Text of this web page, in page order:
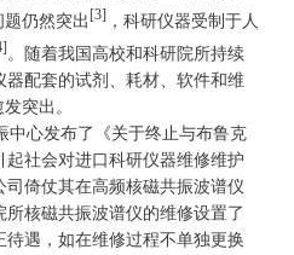
仍然突出 [3]
，科研仪器受制于人
。随着我国高校和科研院所持续
配套的试剂、耗材、软件和维
突出。
心发布了《关于终止与布鲁克
起社会对进口科研仪器维修维护
倚仗其在高频核磁共振波谱仪
核磁共振波谱仪的维修设置了
遇，如在维修过程不单独更换